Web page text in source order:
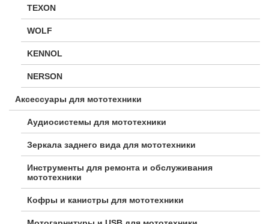
TEXON
WOLF
KENNOL
NERSON
Аксессуары для мототехники
Аудиосистемы для мототехники
Зеркала заднего вида для мототехники
Инструменты для ремонта и обслуживания
мототехники
Кофры и канистры для мототехники